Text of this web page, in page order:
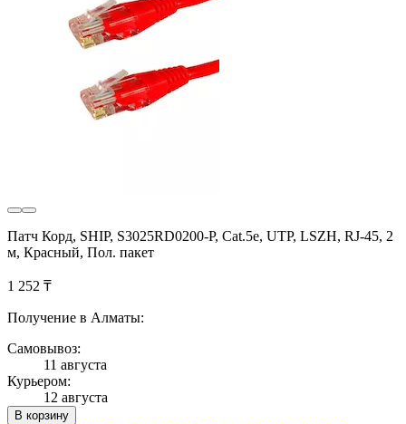
Патч Корд, SHIP, S3025RD0200-P, Cat.5e, UTP, LSZH, RJ-45, 2
м, Красный, Пол. пакет
1 252 ₸
Получение в Алматы:
Самовывоз:
11 августа
Курьером:
12 августа
В корзину